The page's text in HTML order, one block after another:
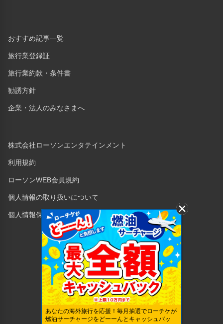
おすすめ記事一覧
旅行業登録証
旅行業約款・条件書
勧誘方針
企業・法人のみなさまへ
株式会社ローソンエンタテインメント
利用規約
ローソンWEB会員規約
個人情報の取り扱いについて
個人情報保護方針
Copyright © 1998 Lawson Entertainment, Inc.
あなたの海外旅行を応援！毎月抽選でローチケが
燃油サーチャージをどーーんとキャッシュバッ